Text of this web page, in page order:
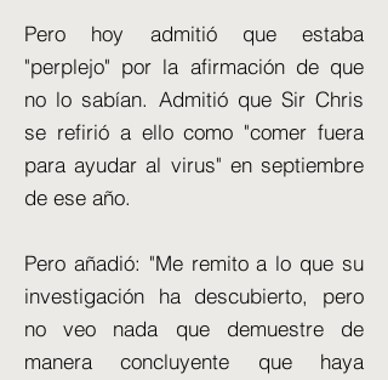
Pero hoy admitió que estaba
"perplejo" por la afirmación de que
no lo sabían. Admitió que Sir Chris
se refirió a ello como "comer fuera
para ayudar al virus" en septiembre
de ese año.
Pero añadió: "Me remito a lo que su
investigación ha descubierto, pero
no veo nada que demuestre de
manera concluyente que haya